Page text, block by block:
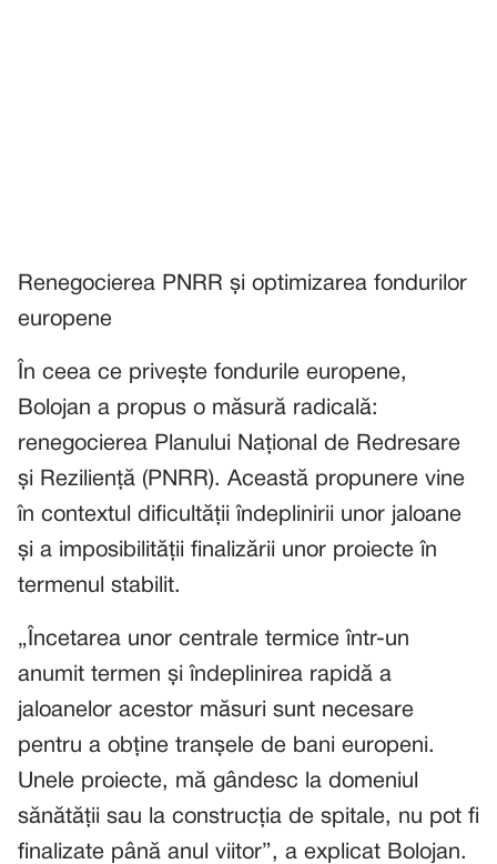
Renegocierea PNRR și optimizarea fondurilor
europene
În ceea ce privește fondurile europene,
Bolojan a propus o măsură radicală:
renegocierea Planului Național de Redresare
și Reziliență (PNRR). Această propunere vine
în contextul dificultății îndeplinirii unor jaloane
și a imposibilității finalizării unor proiecte în
termenul stabilit.
„Încetarea unor centrale termice într-un
anumit termen și îndeplinirea rapidă a
jaloanelor acestor măsuri sunt necesare
pentru a obține tranșele de bani europeni.
Unele proiecte, mă gândesc la domeniul
sănătății sau la construcția de spitale, nu pot fi
finalizate până anul viitor”, a explicat Bolojan.